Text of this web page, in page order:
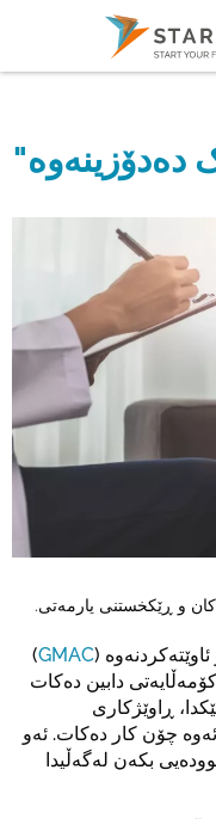
دەدۆزینەوە"
و ڕێکخستنی یارمەتی.
(
GMAC
)
دابین دەکات
ڕاوێژکاری
چۆن کار دەکات. ئەو
بکەن لەگەڵیدا